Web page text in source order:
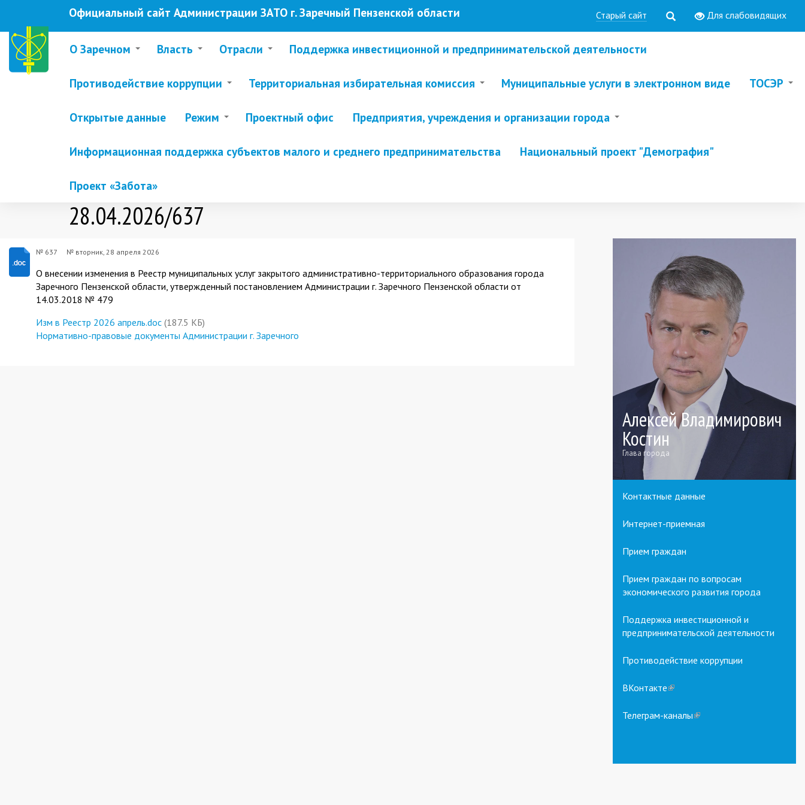
основному
содержанию
Официальный сайт Администрации ЗАТО г. Заречный Пензенской области Старый сайт Для слабовидящих
О Заречном Власть Отрасли Поддержка инвестиционной и предпринимательской деятельности
Противодействие коррупции Территориальная избирательная комиссия Муниципальные услуги в электронном виде ТОСЭР
Открытые данные Режим Проектный офис Предприятия, учреждения и организации города
Информационная поддержка субъектов малого и среднего предпринимательства Национальный проект "Демография"
Проект «Забота»
28.04.2026/637
№ 637 № вторник, 28 апреля 2026
О внесении изменения в Реестр муниципальных услуг закрытого административно-территориального образования города
Заречного Пензенской области, утвержденный постановлением Администрации г. Заречного Пензенской области от
14.03.2018 № 479
Изм в Реестр 2026 апрель.doc (187.5 КБ)
Нормативно-правовые документы Администрации г. Заречного
Алексей Владимирович
Костин
Глава города
Контактные данные
Интернет-приемная
Прием граждан
Прием граждан по вопросам
экономического развития города
Поддержка инвестиционной и
предпринимательской деятельности
Противодействие коррупции
ВКонтакте(link
external)
Телеграм-каналы(link